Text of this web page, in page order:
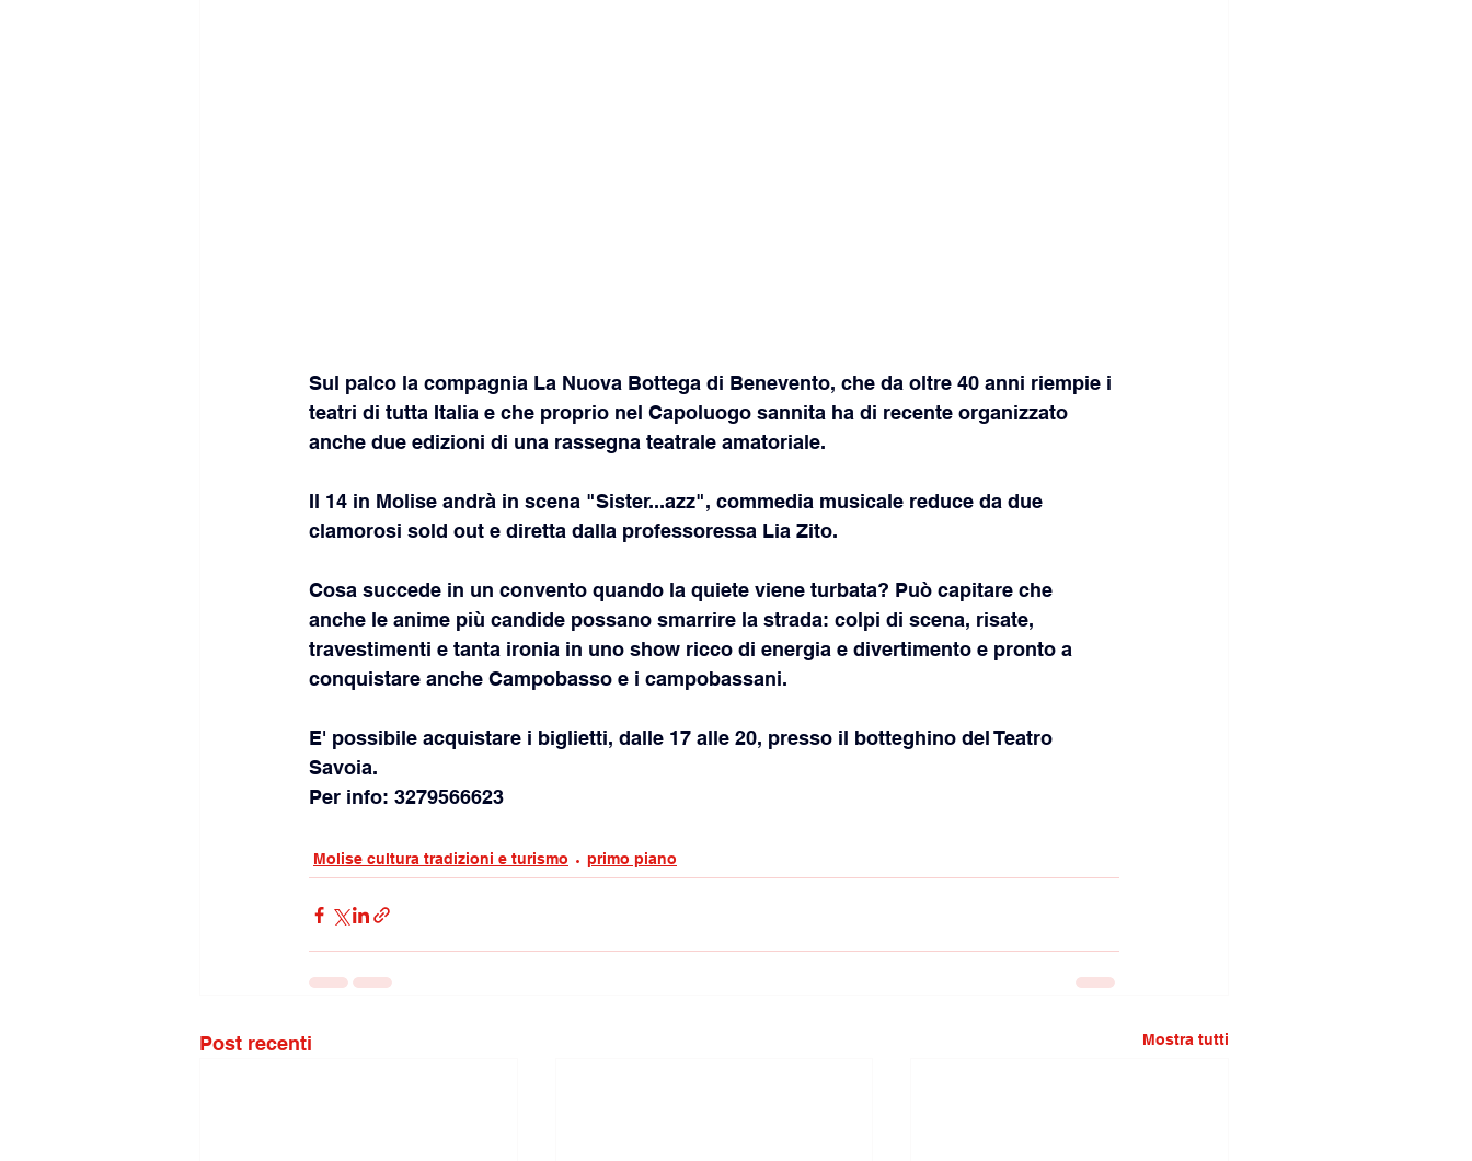
Sul palco la compagnia La Nuova Bottega di Benevento, che da oltre 40 anni riempie i
teatri di tutta Italia e che proprio nel Capoluogo sannita ha di recente organizzato
anche due edizioni di una rassegna teatrale amatoriale.
Il 14 in Molise andrà in scena "Sister...azz", commedia musicale reduce da due
clamorosi sold out e diretta dalla professoressa Lia Zito.
Cosa succede in un convento quando la quiete viene turbata? Può capitare che
anche le anime più candide possano smarrire la strada: colpi di scena, risate,
travestimenti e tanta ironia in uno show ricco di energia e divertimento e pronto a
conquistare anche Campobasso e i campobassani.
E' possibile acquistare i biglietti, dalle 17 alle 20, presso il botteghino del Teatro
Savoia.
Per info: 3279566623
Molise cultura tradizioni e turismo primo piano
Post recenti Mostra tutti